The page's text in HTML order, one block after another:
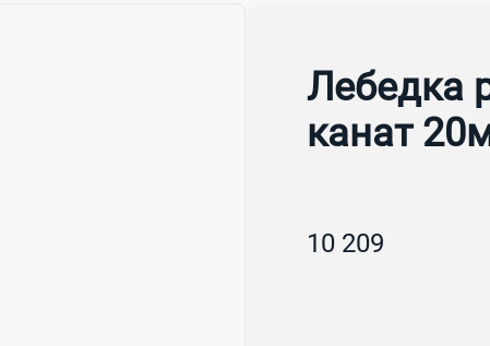
Лебедка
канат
10 209